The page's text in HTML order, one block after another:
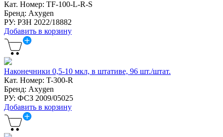
Кат. Номер: TF-100-L-R-S
Бренд: Axygen
РУ: РЗН 2022/18882
Добавить в корзину
Наконечники 0,5-10 мкл, в штативе, 96 шт./штат.
Кат. Номер: T-300-R
Бренд: Axygen
РУ: ФСЗ 2009/05025
Добавить в корзину